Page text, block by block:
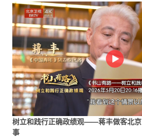
树立和践行正确政绩观——蒋丰做客北
事